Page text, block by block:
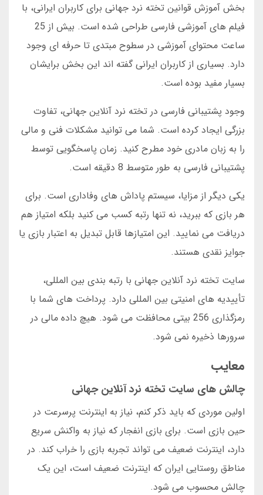
بخش آموزش قوانین تخته نرد جهانی برای کاربران ایرانی، با
فیلم های آموزشی فارسی طراحی شده است. بیش از 25
ساعت محتوای آموزشی در سطوح مبتدی تا حرفه ای وجود
دارد. بسیاری از کاربران ایرانی گفته اند این بخش برایشان
بسیار مفید بوده است.
وجود پشتیبانی فارسی در تخته نرد آنلاین جهانی، تفاوت
بزرگی ایجاد کرده است. شما می توانید مشکلات فنی و مالی
را به زبان مادری خود مطرح کنید. زمان پاسخگویی توسط
پشتیبانی فارسی به طور متوسط 8 دقیقه است.
یکی دیگر از مزایا، سیستم پاداش های وفاداری است. برای
هر بازی که ببرید، نه تنها رتبه کسب می کنید بلکه امتیاز هم
دریافت می نمایید. این امتیازها قابل تبدیل به اعتبار بازی یا
جوایز نقدی هستند.
سایت تخته نرد آنلاین جهانی با رتبه بندی بین المللی،
تأییدیه های امنیتی بین المللی دارد. پرداخت های شما با
رمزگذاری 256 بیتی محافظت می شود. هیچ داده مالی در
سرورها ذخیره نمی شود.
معایب
چالش های سایت تخته نرد آنلاین جهانی
اولین موردی که باید ذکر کنم، نیاز به اینترنت پرسرعت در
حین بازی است. برای بازی انفجار که نیاز به واکنش سریع
دارد، اینترنت ضعیف می تواند تجربه بازی را خراب کند. در
مناطق روستایی ایران که اینترنت ضعیف است، این یک
چالش محسوب می شود.